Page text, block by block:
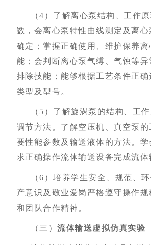
（4） 了解离心泵结构、工作
数，会离心泵特性曲线测定及离心
确定 ；掌握正确使用、维护保养离
能 ； 会判断离心泵气缚、气蚀等异
排除技能 ；能够根据工艺条件正确
类型及型号。
（5） 了解旋涡泵的结构、工
调节方法。了解空压机、真空泵的
要性能参数及输送液体的方法。
求正确操作流体输送设备完成流体
（6）培养学生安全、规范、
产意识及敬业爱岗严格遵守操作
和团队合作精神。
（三）流体输送虚拟仿真实验